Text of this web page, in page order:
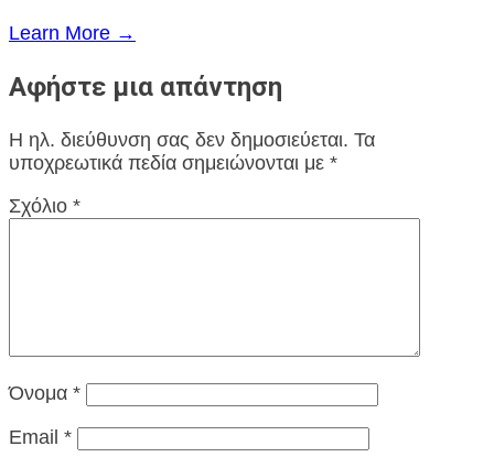
Learn More →
Αφήστε μια απάντηση
Η ηλ. διεύθυνση σας δεν δημοσιεύεται. Τα
υποχρεωτικά πεδία σημειώνονται με *
Σχόλιο *
Όνομα *
Email *